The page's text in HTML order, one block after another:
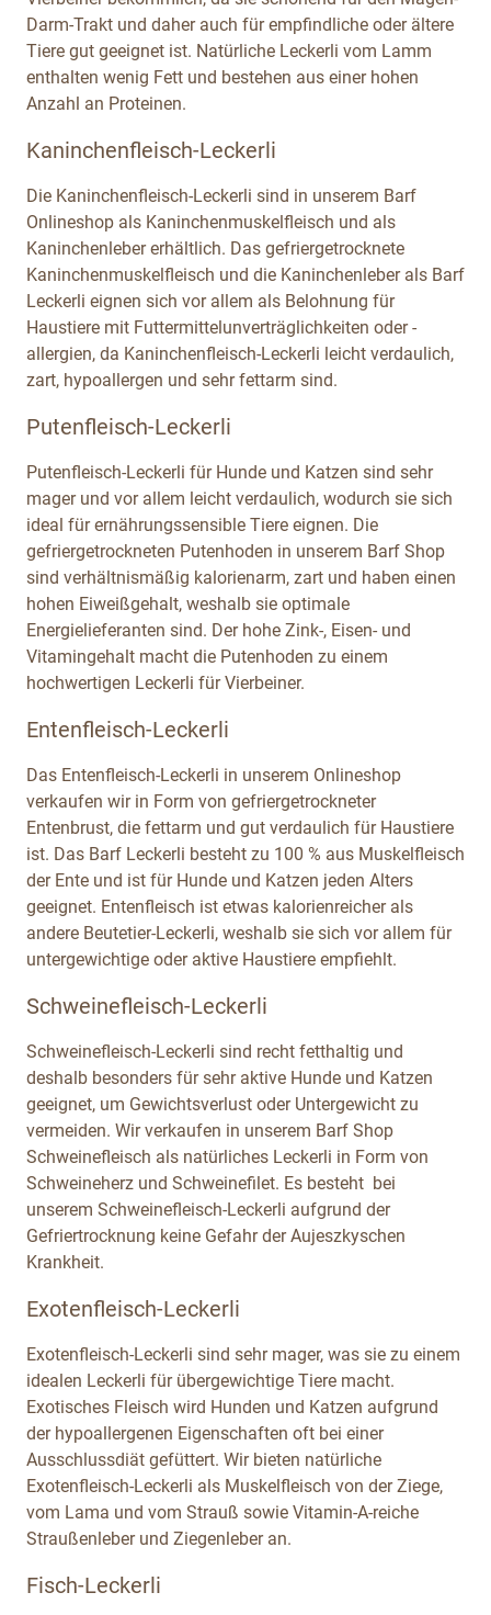
Darm-Trakt und daher auch für empfindliche oder ältere
Tiere gut geeignet ist. Natürliche Leckerli vom Lamm
enthalten wenig Fett und bestehen aus einer hohen
Anzahl an Proteinen.
Kaninchenfleisch-Leckerli
Die Kaninchenfleisch-Leckerli sind in unserem Barf
Onlineshop als Kaninchenmuskelfleisch und als
Kaninchenleber erhältlich. Das gefriergetrocknete
Kaninchenmuskelfleisch und die Kaninchenleber als Barf
Leckerli eignen sich vor allem als Belohnung für
Haustiere mit Futtermittelunverträglichkeiten oder -
allergien, da Kaninchenfleisch-Leckerli leicht verdaulich,
zart, hypoallergen und sehr fettarm sind.
Putenfleisch-Leckerli
Putenfleisch-Leckerli für Hunde und Katzen sind sehr
mager und vor allem leicht verdaulich, wodurch sie sich
ideal für ernährungssensible Tiere eignen. Die
gefriergetrockneten Putenhoden in unserem Barf Shop
sind verhältnismäßig kalorienarm, zart und haben einen
hohen Eiweißgehalt, weshalb sie optimale
Energielieferanten sind. Der hohe Zink-, Eisen- und
Vitamingehalt macht die Putenhoden zu einem
hochwertigen Leckerli für Vierbeiner.
Entenfleisch-Leckerli
Das Entenfleisch-Leckerli in unserem Onlineshop
verkaufen wir in Form von gefriergetrockneter
Entenbrust, die fettarm und gut verdaulich für Haustiere
ist. Das Barf Leckerli besteht zu 100 % aus Muskelfleisch
der Ente und ist für Hunde und Katzen jeden Alters
geeignet. Entenfleisch ist etwas kalorienreicher als
andere Beutetier-Leckerli, weshalb sie sich vor allem für
untergewichtige oder aktive Haustiere empfiehlt.
Schweinefleisch-Leckerli
Schweinefleisch-Leckerli sind recht fetthaltig und
deshalb besonders für sehr aktive Hunde und Katzen
geeignet, um Gewichtsverlust oder Untergewicht zu
vermeiden. Wir verkaufen in unserem Barf Shop
Schweinefleisch als natürliches Leckerli in Form von
Schweineherz und Schweinefilet. Es besteht bei
unserem Schweinefleisch-Leckerli aufgrund der
Gefriertrocknung keine Gefahr der Aujeszkyschen
Krankheit.
Exotenfleisch-Leckerli
Exotenfleisch-Leckerli sind sehr mager, was sie zu einem
idealen Leckerli für übergewichtige Tiere macht.
Exotisches Fleisch wird Hunden und Katzen aufgrund
der hypoallergenen Eigenschaften oft bei einer
Ausschlussdiät gefüttert. Wir bieten natürliche
Exotenfleisch-Leckerli als Muskelfleisch von der Ziege,
vom Lama und vom Strauß sowie Vitamin-A-reiche
Straußenleber und Ziegenleber an.
Fisch-Leckerli